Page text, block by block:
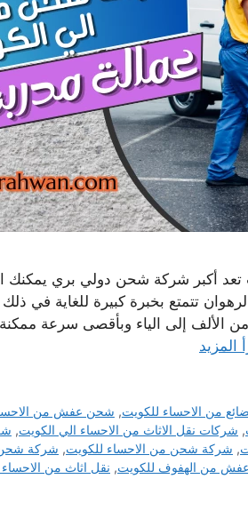
أكبر شركة شحن دولي بري يمكنك
تتمتع بخبرة كبيرة للغاية في
الألف إلى الياء وبأقصى سرعة
المزيد
من الاحساء للكويت, شحن عفش من
, شركات نقل الاثاث من الاحساء الي الكويت,
, شركة شحن من الاحساء للكويت, شركة شحن
من الهفوف للكويت, نقل اثاث من